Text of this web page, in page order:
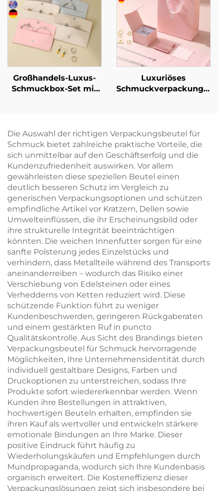
für Ringe und
Halsketten
mit Bandgriff zur
Verpackung von
Halskette und Ring
Großhandels-Luxus-
Schmuckbox-Set mit
Ohrringe mit
Schublade,
personalisierte
Geschenkbox im
Großpack
Luxuriöses
Ohrringe mit
Papiertüte –
Großhandel,
personalisiertes
gebündelt
Die Auswahl der richtigen Verpackungsbeutel für
Schmuck bietet zahlreiche praktische Vorteile, die
sich unmittelbar auf den Geschäftserfolg und die
Kundenzufriedenheit auswirken. Vor allem
gewährleisten diese speziellen Beutel einen
deutlich besseren Schutz im Vergleich zu
generischen Verpackungsoptionen und schützen
empfindliche Artikel vor Kratzern, Dellen sowie
Umwelteinflüssen, die ihr Erscheinungsbild oder
ihre strukturelle Integrität beeinträchtigen
könnten. Die weichen Innenfutter sorgen für eine
sanfte Polsterung jedes Einzelstücks und
verhindern, dass Metallteile während des Transports
aneinanderreiben – wodurch das Risiko einer
Verschiebung von Edelsteinen oder eines
Verhedderns von Ketten reduziert wird. Diese
schützende Funktion führt zu weniger
Kundenbeschwerden, geringeren Rückgaberaten
und einem gestärkten Ruf in puncto
Qualitätskontrolle. Aus Sicht des Brandings bieten
Verpackungsbeutel für Schmuck hervorragende
Möglichkeiten, Ihre Unternehmensidentität durch
individuell gestaltbare Designs, Farben und
Druckoptionen zu unterstreichen, sodass Ihre
Produkte sofort wiedererkennbar werden. Wenn
Kunden ihre Bestellungen in attraktiven,
hochwertigen Beuteln erhalten, empfinden sie
ihren Kauf als wertvoller und entwickeln stärkere
emotionale Bindungen an Ihre Marke. Dieser
positive Eindruck führt häufig zu
Wiederholungskäufen und Empfehlungen durch
Mundpropaganda, wodurch sich Ihre Kundenbasis
organisch erweitert. Die Kosteneffizienz dieser
Verpackungslösungen zeigt sich insbesondere bei